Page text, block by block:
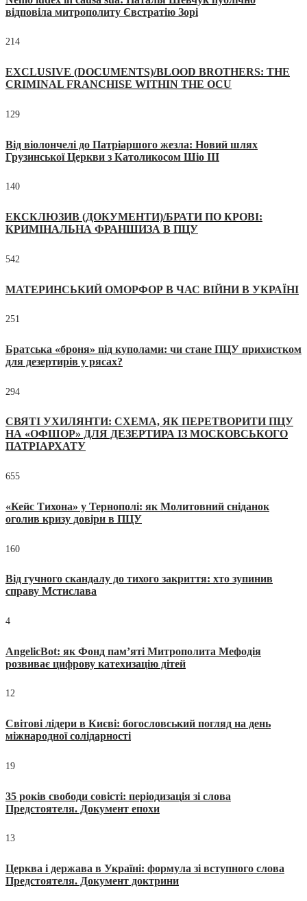
відповіла митрополиту Євстратію Зорі
214
EXCLUSIVE (DOCUMENTS)/BLOOD BROTHERS: THE
CRIMINAL FRANCHISE WITHIN THE OCU
129
Від віолончелі до Патріаршого жезла: Новий шлях
Грузинської Церкви з Католикосом Шіо III
140
ЕКСКЛЮЗИВ (ДОКУМЕНТИ)/БРАТИ ПО КРОВІ:
КРИМІНАЛЬНА ФРАНШИЗА В ПЦУ
542
МАТЕРИНСЬКИЙ ОМОРФОР В ЧАС ВІЙНИ В УКРАЇНІ
251
Братська «броня» під куполами: чи стане ПЦУ прихистком
для дезертирів у рясах?
294
СВЯТІ УХИЛЯНТИ: СХЕМА, ЯК ПЕРЕТВОРИТИ ПЦУ
НА «ОФШОР» ДЛЯ ДЕЗЕРТИРА ІЗ МОСКОВСЬКОГО
ПАТРІАРХАТУ
655
«Кейс Тихона» у Тернополі: як Молитовний сніданок
оголив кризу довіри в ПЦУ
160
Від гучного скандалу до тихого закриття: хто зупинив
справу Мстислава
4
AngelicBot: як Фонд пам’яті Митрополита Мефодія
розвиває цифрову катехизацію дітей
12
Світові лідери в Києві: богословський погляд на день
міжнародної солідарності
19
35 років свободи совісті: періодизація зі слова
Предстоятеля. Документ епохи
13
Церква і держава в Україні: формула зі вступного слова
Предстоятеля. Документ доктрини